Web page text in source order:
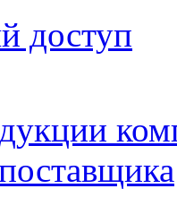
доступ